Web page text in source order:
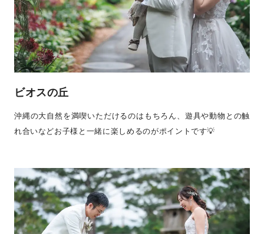
ビオスの丘
沖縄の大自然を満喫いただけるのはもちろん、遊具や動物との触
れ合いなどお子様と一緒に楽しめるのがポイントです💡